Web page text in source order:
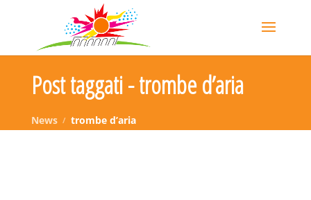
Post taggati - trombe d’aria
News trombe d’aria